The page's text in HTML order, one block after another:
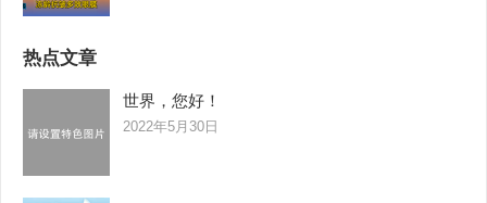
热点文章
世界，您好！
2022年5月30日